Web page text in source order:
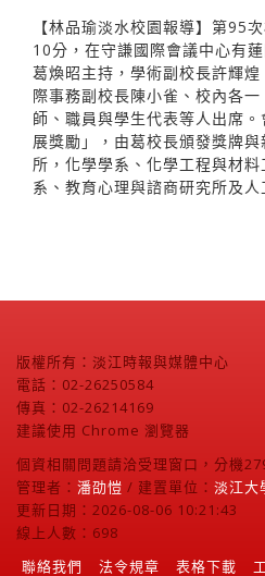
【林品瑜淡水校園報導】第95
10分，在守謙國際會議中心有
葛煥昭主持，學術副校長許輝
際事務副校長陳小雀、校內各
師、職員與學生代表等人出席
展獎勵」，由葛校長頒發獎牌
所，化學學系、化學工程與材
系、教育心理與諮商研究所及人
版權所有：淡江時報與媒體中心
電話：02-26250584
傳真：02-26214169
建議使用 Chrome 瀏覽器
個資相關問題請洽受理窗口，分機
管理者： 潘劭愷 / 建置單位： 淡江大
更新日期：2026-08-06 10:21:43
線上人數：698
聯絡我們
法令規章 表格下載